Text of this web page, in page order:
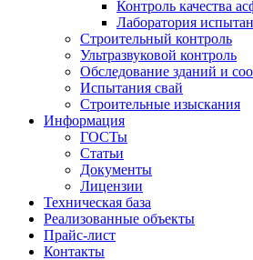
Контроль качества
Лаборатория
Строительный контроль
Ультразвуковой контроль
Обследование зданий и
Испытания свай
Строительные изыскания
Информация
ГОСТы
Статьи
Документы
Лицензии
Техническая база
Реализованные объекты
Прайс-лист
Контакты